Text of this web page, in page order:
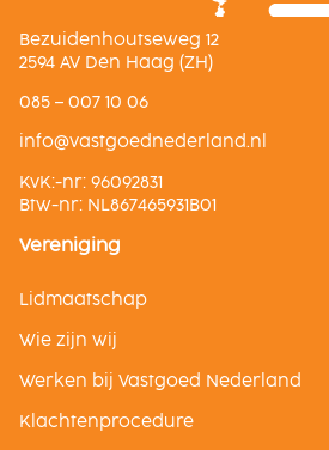
Bezuidenhoutseweg 12
2594 AV Den Haag (ZH)
085 – 007 10 06
ln.dnalredendeogtsav@ofni
KvK:-nr: 96092831
Btw-nr: NL867465931B01
Vereniging
Lidmaatschap
Wie zijn wij
Werken bij Vastgoed Nederland
Klachtenprocedure